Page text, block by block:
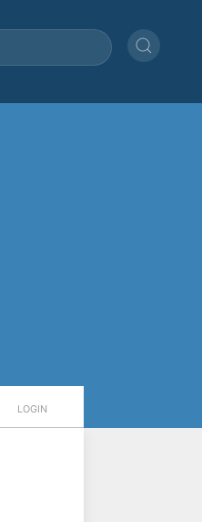
LOGIN